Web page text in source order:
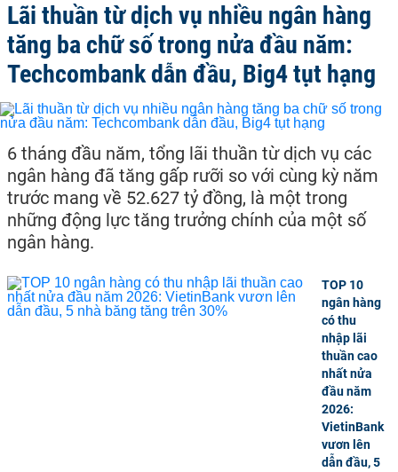
Lãi thuần từ dịch vụ nhiều ngân hàng
tăng ba chữ số trong nửa đầu năm:
Techcombank dẫn đầu, Big4 tụt hạng
6 tháng đầu năm, tổng lãi thuần từ dịch vụ các
ngân hàng đã tăng gấp rưỡi so với cùng kỳ năm
trước mang về 52.627 tỷ đồng, là một trong
những động lực tăng trưởng chính của một số
ngân hàng.
TOP 10
ngân hàng
có thu
nhập lãi
thuần cao
nhất nửa
đầu năm
2026:
VietinBank
vươn lên
dẫn đầu, 5